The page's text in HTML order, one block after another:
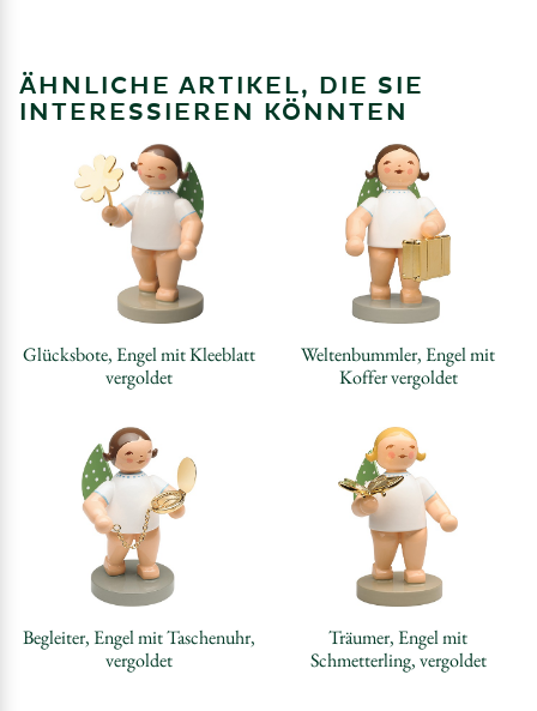
ÄHNLICHE ARTIKEL, DIE SIE
INTERESSIEREN KÖNNTEN
Glücksbote, Engel mit Kleeblatt
vergoldet
Weltenbummler, Engel mit
Koffer vergoldet
Begleiter, Engel mit Taschenuhr,
vergoldet
Träumer, Engel mit
Schmetterling, vergoldet